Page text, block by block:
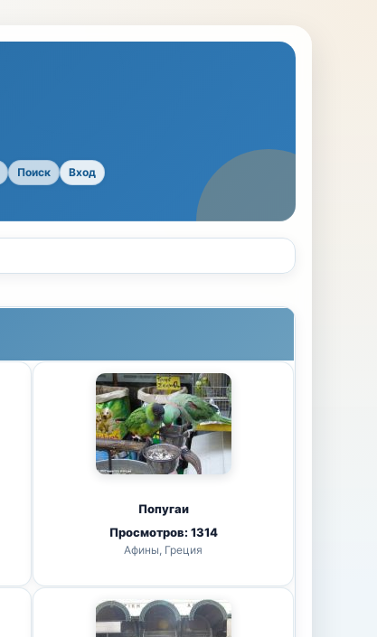
Поиск Вход
Попугаи
Просмотров: 1314
Афины, Греция